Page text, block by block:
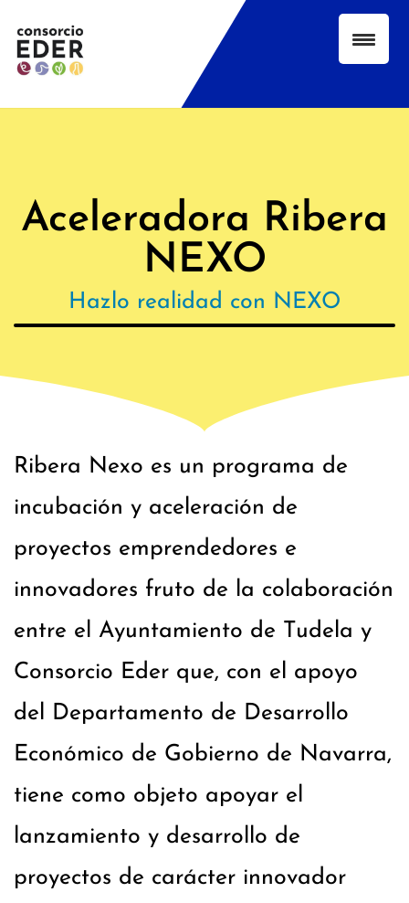
Aceleradora Ribera
NEXO
Hazlo realidad con NEXO
Ribera Nexo es un programa de
incubación y aceleración de
proyectos emprendedores e
innovadores fruto de la colaboración
entre el Ayuntamiento de Tudela y
Consorcio Eder que, con el apoyo
del Departamento de Desarrollo
Económico de Gobierno de Navarra,
tiene como objeto apoyar el
lanzamiento y desarrollo de
proyectos de carácter innovador